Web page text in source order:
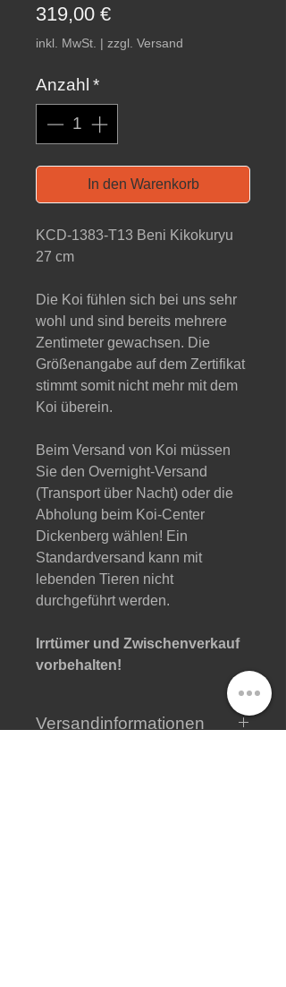
319,00 €Preis
inkl. MwSt. | zzgl. Versand
Anzahl *
In den Warenkorb
KCD-1383-T13 Beni Kikokuryu
27 cm
Die Koi fühlen sich bei uns sehr
wohl und sind bereits mehrere
Zentimeter gewachsen. Die
Größenangabe auf dem Zertifikat
stimmt somit nicht mehr mit dem
Koi überein.
Beim Versand von Koi müssen
Sie den Overnight-Versand
(Transport über Nacht) oder die
Abholung beim Koi-Center
Dickenberg wählen! Ein
Standardversand kann mit
lebenden Tieren nicht
durchgeführt werden.
Irrtümer und Zwischenverkauf
vorbehalten!
Versandinformationen